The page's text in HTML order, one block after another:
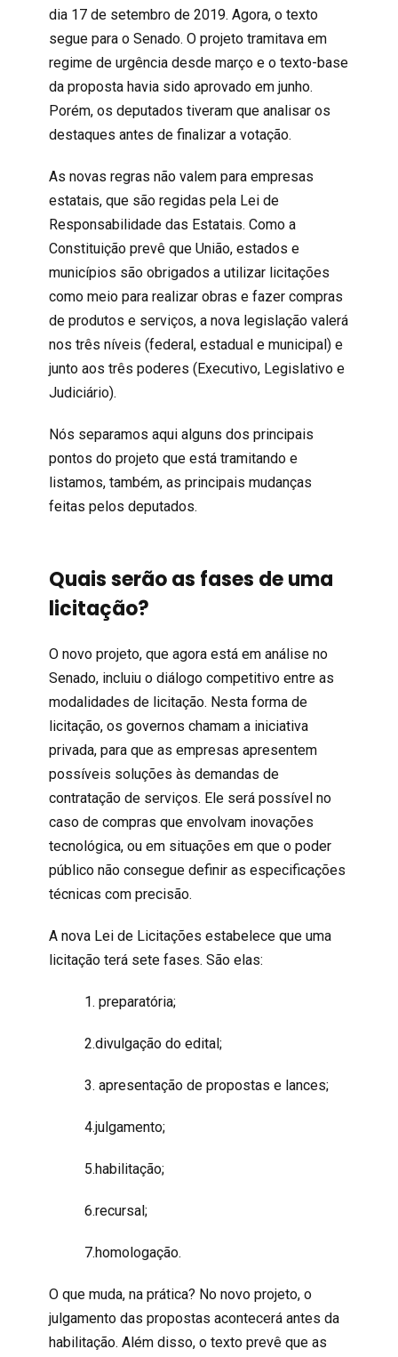
dia 17 de setembro de 2019. Agora, o texto
segue para o Senado. O projeto tramitava em
regime de urgência desde março e o texto-base
da proposta havia sido aprovado em junho.
Porém, os deputados tiveram que analisar os
destaques antes de finalizar a votação.
As novas regras não valem para empresas
estatais, que são regidas pela Lei de
Responsabilidade das Estatais. Como a
Constituição prevê que União, estados e
municípios são obrigados a utilizar licitações
como meio para realizar obras e fazer compras
de produtos e serviços, a nova legislação valerá
nos três níveis (federal, estadual e municipal) e
junto aos três poderes (Executivo, Legislativo e
Judiciário).
Nós separamos aqui alguns dos principais
pontos do projeto que está tramitando e
listamos, também, as principais mudanças
feitas pelos deputados.
Quais serão as fases de uma
licitação?
O novo projeto, que agora está em análise no
Senado, incluiu o diálogo competitivo entre as
modalidades de licitação. Nesta forma de
licitação, os governos chamam a iniciativa
privada, para que as empresas apresentem
possíveis soluções às demandas de
contratação de serviços. Ele será possível no
caso de compras que envolvam inovações
tecnológica, ou em situações em que o poder
público não consegue definir as especificações
técnicas com precisão.
A nova Lei de Licitações estabelece que uma
licitação terá sete fases. São elas:
1. preparatória;
2.divulgação do edital;
3. apresentação de propostas e lances;
4.julgamento;
5.habilitação;
6.recursal;
7.homologação.
O que muda, na prática? No novo projeto, o
julgamento das propostas acontecerá antes da
habilitação. Além disso, o texto prevê que as